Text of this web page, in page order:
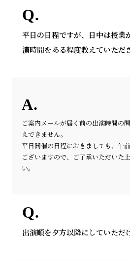
平日の日程ですが、日中は授業
演時間をある程度教えていただ
ご案内メールが届く前の出演時間の
えできません。
平日開催の日程におきましても、午
ございますので、ご了承いただいた
い。
出演順を夕方以降にしていただ